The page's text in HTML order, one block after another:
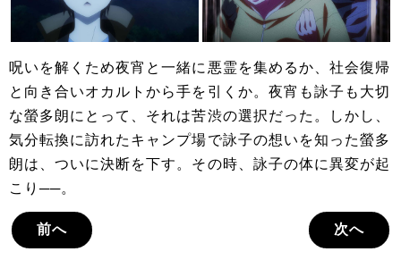
呪いを解くため夜宵と一緒に悪霊を集めるか、社会復帰
と向き合いオカルトから手を引くか。夜宵も詠子も大切
な螢多朗にとって、それは苦渋の選択だった。しかし、
気分転換に訪れたキャンプ場で詠子の想いを知った螢多
朗は、ついに決断を下す。その時、詠子の体に異変が起
こり──。
前へ 次へ